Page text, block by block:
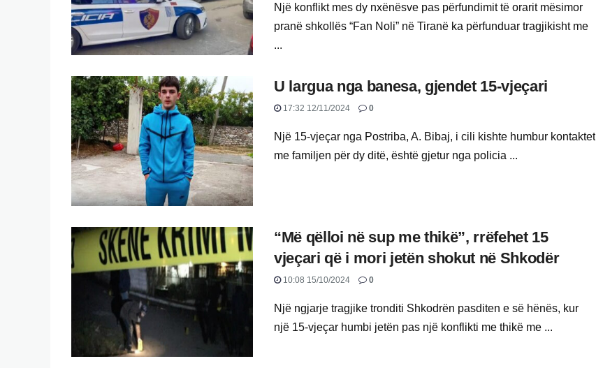
Një konflikt mes dy nxënësve pas përfundimit të orarit mësimor
pranë shkollës “Fan Noli” në Tiranë ka përfunduar tragjikisht me
...
U largua nga banesa, gjendet 15-vjeçari
17:32 12/11/2024 0
Një 15-vjeçar nga Postriba, A. Bibaj, i cili kishte humbur kontaktet
me familjen për dy ditë, është gjetur nga policia ...
“Më qëlloi në sup me thikë”, rrëfehet 15
vjeçari që i mori jetën shokut në Shkodër
10:08 15/10/2024 0
Një ngjarje tragjike tronditi Shkodrën pasditen e së hënës, kur
një 15-vjeçar humbi jetën pas një konflikti me thikë me ...